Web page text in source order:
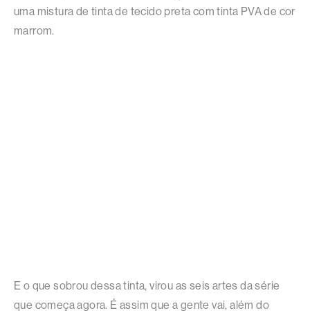
uma mistura de tinta de tecido preta com tinta PVA de cor
marrom.
E o que sobrou dessa tinta, virou as seis artes da série
que começa agora. É assim que a gente vai, além do